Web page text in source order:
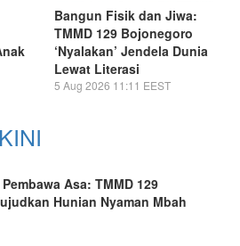
Bangun Fisik dan Jiwa:
TMMD 129 Bojonegoro
‘Nyalakan’ Jendela Dunia
Lewat Literasi
5 Aug 2026 11:11 EEST
Asa: TMMD 129
Hunian Nyaman Mbah